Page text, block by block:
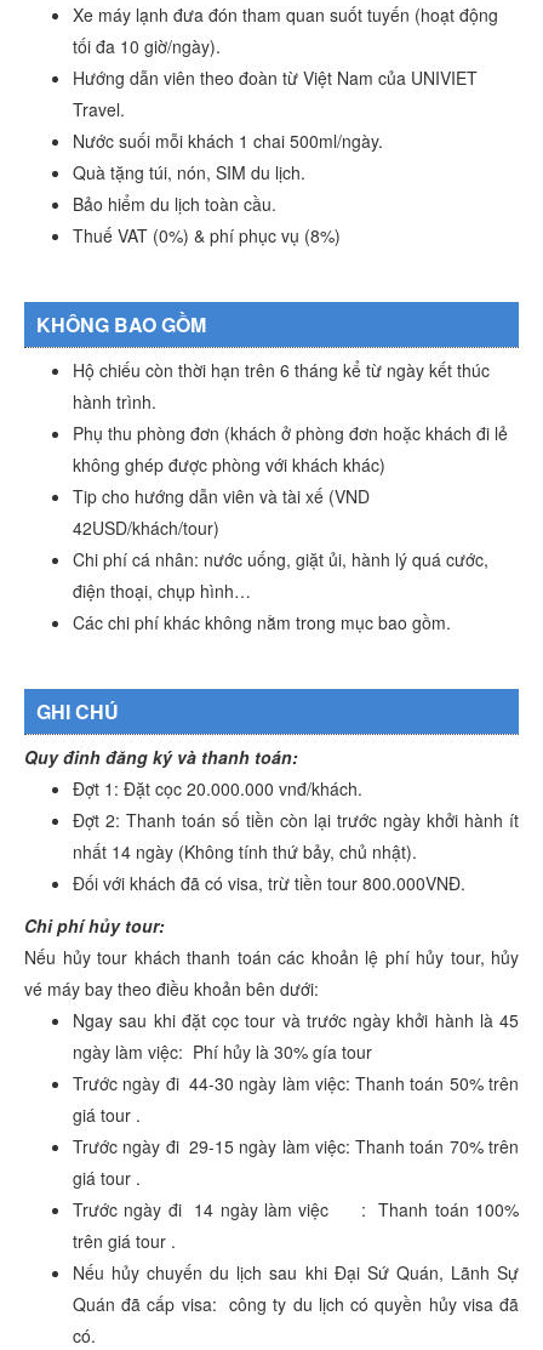
Xe máy lạnh đưa đón tham quan suốt tuyến (hoạt động
tối đa 10 giờ/ngày).
Hướng dẫn viên theo đoàn từ Việt Nam của UNIVIET
Travel.
Nước suối mỗi khách 1 chai 500ml/ngày.
Quà tặng túi, nón, SIM du lịch.
Bảo hiểm du lịch toàn cầu.
Thuế VAT (0%) & phí phục vụ (8%)
KHÔNG BAO GỒM
Hộ chiếu còn thời hạn trên 6 tháng kể từ ngày kết thúc
hành trình.
Phụ thu phòng đơn (khách ở phòng đơn hoặc khách đi lẻ
không ghép được phòng với khách khác)
Tip cho hướng dẫn viên và tài xế (VND
42USD/khách/tour)
Chi phí cá nhân: nước uống, giặt ủi, hành lý quá cước,
điện thoại, chụp hình…
Các chi phí khác không nằm trong mục bao gồm.
GHI CHÚ
Quy đinh đăng ký và thanh toán:
Đợt 1: Đặt cọc 20.000.000 vnđ/khách.
Đợt 2: Thanh toán số tiền còn lại trước ngày khởi hành ít
nhất 14 ngày (Không tính thứ bảy, chủ nhật).
Đối với khách đã có visa, trừ tiền tour 800.000VNĐ.
Chi phí hủy tour:
Nếu hủy tour khách thanh toán các khoản lệ phí hủy tour, hủy
vé máy bay theo điều khoản bên dưới:
Ngay sau khi đặt cọc tour và trước ngày khởi hành là 45
ngày làm việc: Phí hủy là 30% gía tour
Trước ngày đi 44-30 ngày làm việc: Thanh toán 50% trên
giá tour .
Trước ngày đi 29-15 ngày làm việc: Thanh toán 70% trên
giá tour .
Trước ngày đi 14 ngày làm việc : Thanh toán 100%
trên giá tour .
Nếu hủy chuyến du lịch sau khi Đại Sứ Quán, Lãnh Sự
Quán đã cấp visa: công ty du lịch có quyền hủy visa đã
có.